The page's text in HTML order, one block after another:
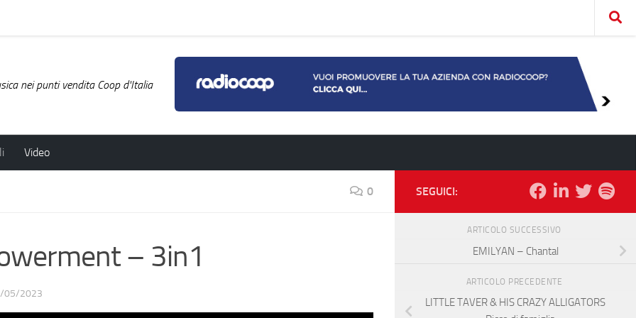
nei punti vendita Coop d'Italia
Video
0
– 3in1
05/2023
SEGUICI:
ARTICOLO SUCCESSIVO
EMILYAN – Chantal
ARTICOLO PRECEDENTE
LITTLE TAVER & HIS CRAZY ALLIGATORS